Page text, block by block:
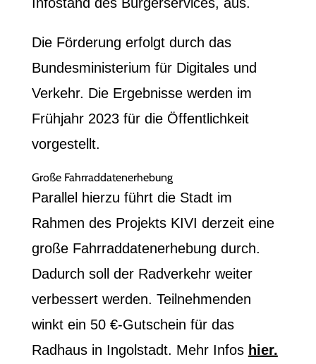
Die Förderung erfolgt durch das
Bundesministerium für Digitales und
Verkehr. Die Ergebnisse werden im
Frühjahr 2023 für die Öffentlichkeit
vorgestellt.
Große Fahrraddatenerhebung
Parallel hierzu führt die Stadt im
Rahmen des Projekts KIVI derzeit eine
große Fahrraddatenerhebung durch.
Dadurch soll der Radverkehr weiter
verbessert werden. Teilnehmenden
winkt ein 50 €-Gutschein für das
Radhaus in Ingolstadt. Mehr Infos hier.